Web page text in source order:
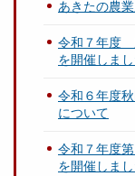
あきたの農
令和７年度
を開催しま
令和６年度
について
令和７年度
を開催しまし